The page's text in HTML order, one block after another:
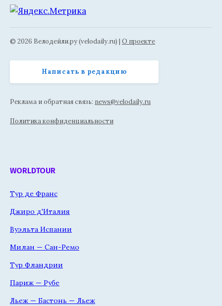
© 2026 Велодейли.ру (velodaily.ru) | О проекте
Написать в редакцию
Реклама и обратная связь: news@velodaily.ru
Политика конфиденциальности
WORLDTOUR
Тур де Франс
Джиро д'Италия
Вуэльта Испании
Милан — Сан-Ремо
Тур Фландрии
Париж — Рубе
Льеж — Бастонь — Льеж